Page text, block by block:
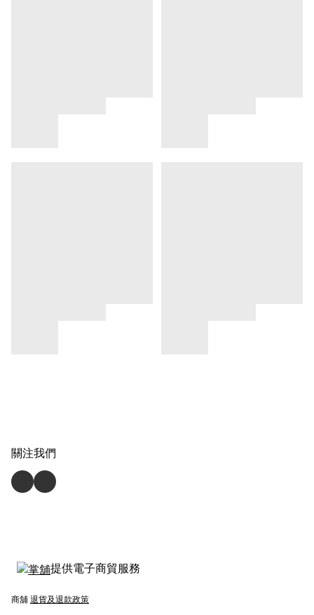
關注我們
提供電子商貿服務
商舖 退貨及退款政策